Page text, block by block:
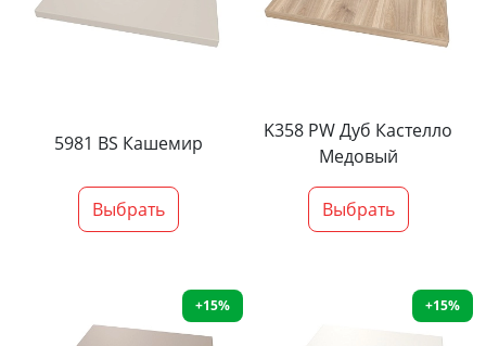
5981 BS Кашемир
Выбрать
K358 PW Дуб Кастелло
Медовый
Выбрать
+15% +15%